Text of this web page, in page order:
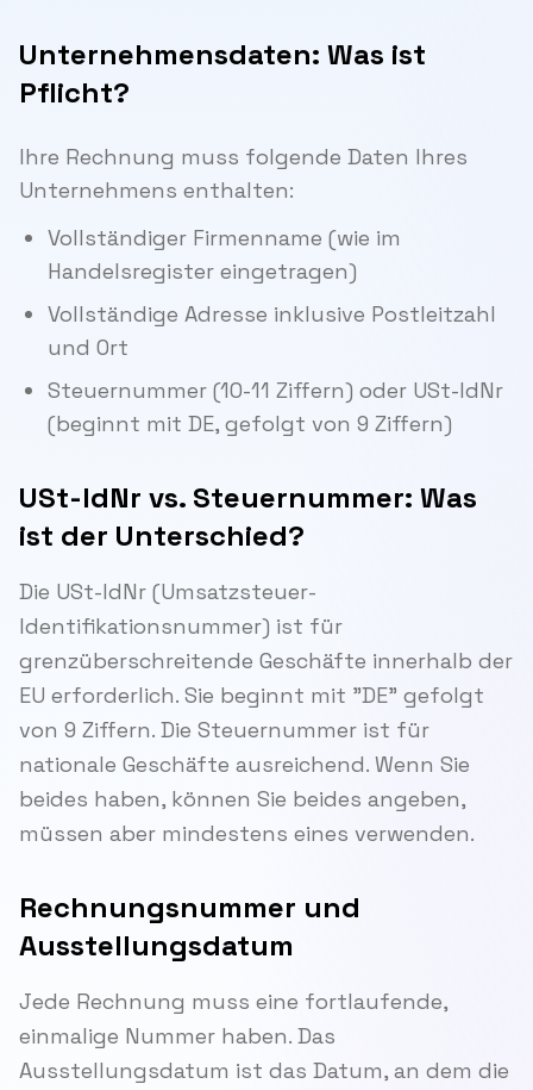
Unternehmensdaten: Was ist
Pflicht?
Ihre Rechnung muss folgende Daten Ihres
Unternehmens enthalten:
Vollständiger Firmenname (wie im
Handelsregister eingetragen)
Vollständige Adresse inklusive Postleitzahl
und Ort
Steuernummer (10-11 Ziffern) oder USt-IdNr
(beginnt mit DE, gefolgt von 9 Ziffern)
USt-IdNr vs. Steuernummer: Was
ist der Unterschied?
Die USt-IdNr (Umsatzsteuer-
Identifikationsnummer) ist für
grenzüberschreitende Geschäfte innerhalb der
EU erforderlich. Sie beginnt mit "DE" gefolgt
von 9 Ziffern. Die Steuernummer ist für
nationale Geschäfte ausreichend. Wenn Sie
beides haben, können Sie beides angeben,
müssen aber mindestens eines verwenden.
Rechnungsnummer und
Ausstellungsdatum
Jede Rechnung muss eine fortlaufende,
einmalige Nummer haben. Das
Ausstellungsdatum ist das Datum, an dem die